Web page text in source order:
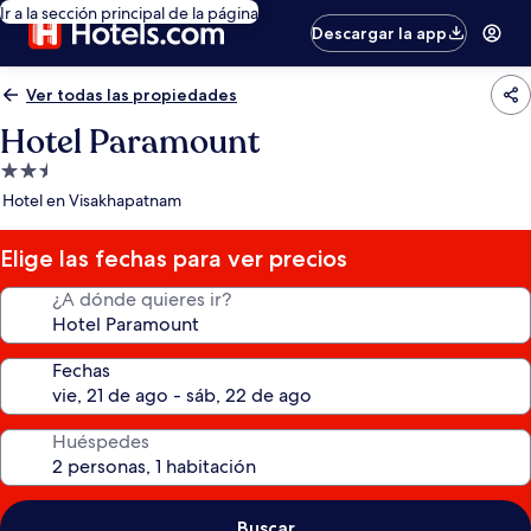
Ir a la sección principal de la página
Descargar la app
Ver todas las propiedades
Hotel Paramount
Propiedad
de
estrellas
Hotel en Visakhapatnam
Elige las fechas para ver precios
¿A dónde quieres ir?
Fechas
Huéspedes